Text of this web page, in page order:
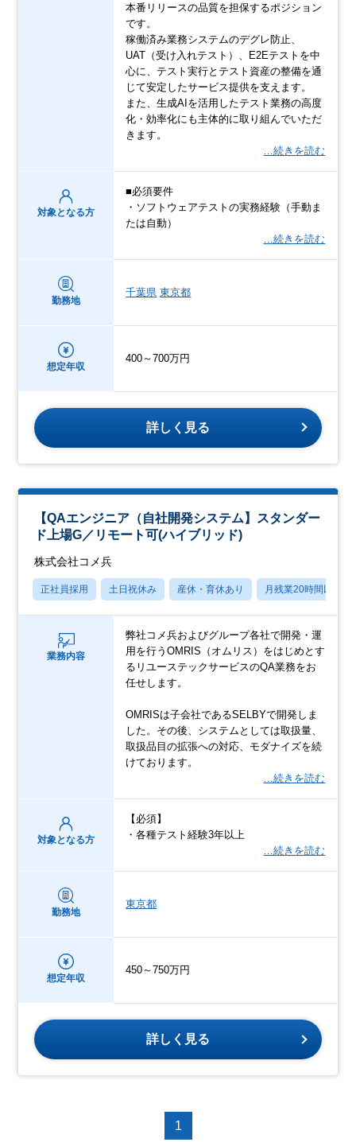
本番リリースの品質を担保するポジション
です。
稼働済み業務システムのデグレ防止、
UAT（受け入れテスト）、E2Eテストを中
心に、テスト実行とテスト資産の整備を通
じて安定したサービス提供を支えます。
また、生成AIを活用したテスト業務の高度
化・効率化にも主体的に取り組んでいただ
きます。
…続きを読む
対象となる方
■必須要件
・ソフトウェアテストの実務経験（手動ま
たは自動）
…続きを読む
勤務地
千葉県 東京都
想定年収
400～700万円
詳しく見る
【QAエンジニア（自社開発システム】スタンダー
ド上場G／リモート可(ハイブリッド)
株式会社コメ兵
正社員採用 土日祝休み 産休・育休あり 月残業20時間以内
業務内容
弊社コメ兵およびグループ各社で開発・運
用を行うOMRIS（オムリス）をはじめとす
るリユーステックサービスのQA業務をお
任せします。
OMRISは子会社であるSELBYで開発しま
した。その後、システムとしては取扱量、
取扱品目の拡張への対応、モダナイズを続
けております。
…続きを読む
対象となる方
【必須】
・各種テスト経験3年以上
…続きを読む
勤務地
東京都
想定年収
450～750万円
詳しく見る
1